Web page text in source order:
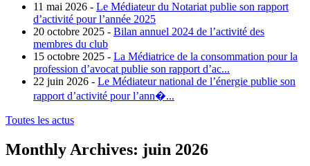
11 mai 2026 - Le Médiateur du Notariat publie son rapport
d’activité pour l’année 2025
20 octobre 2025 - Bilan annuel 2024 de l’activité des
membres du club
15 octobre 2025 - La Médiatrice de la consommation pour la
profession d’avocat publie son rapport d’ac...
22 juin 2026 - Le Médiateur national de l’énergie publie son
rapport d’activité pour l’ann�...
Toutes les actus
Monthly Archives: juin 2026